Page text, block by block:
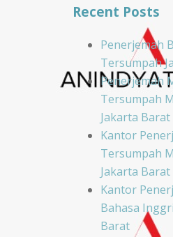
Recent Posts
Penerjemah
Tersumpah
Penerjemah
Tersumpah
Jakarta Barat
Kantor
Tersumpah
Jakarta Barat
Kantor
Bahasa
Barat